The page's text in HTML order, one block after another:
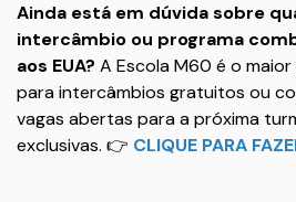
Ainda está em dúvida sobre
intercâmbio ou programa
aos EUA? A Escola M60 é o
para intercâmbios gratuitos ou
vagas abertas para a próxima
exclusivas. 👉 CLIQUE PARA